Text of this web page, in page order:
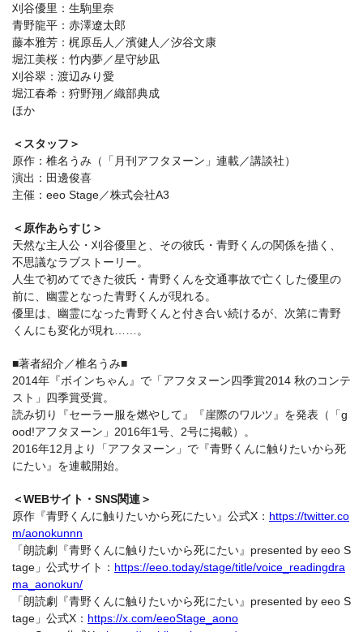
刈谷優里：生駒里奈
青野龍平：赤澤遼太郎
藤本雅芳：梶原岳人／濱健人／汐谷文康
堀江美桜：竹内夢／星守紗凪
刈谷翠：渡辺みり愛
堀江春希：狩野翔／織部典成
ほか
＜スタッフ＞
原作：椎名うみ（「月刊アフタヌーン」連載／講談社）
演出：田邊俊喜
主催：eeo Stage／株式会社A3
＜原作あらすじ＞
天然な主人公・刈谷優里と、その彼氏・青野くんの関係を描く、
不思議なラブストーリー。
人生で初めてできた彼氏・青野くんを交通事故で亡くした優里の
前に、幽霊となった青野くんが現れる。
優里は、幽霊になった青野くんと付き合い続けるが、次第に青野
くんにも変化が現れ……。
■著者紹介／椎名うみ■
2014年『ボインちゃん』で「アフタヌーン四季賞2014 秋のコンテ
スト」四季賞受賞。
読み切り『セーラー服を燃やして』『崖際のワルツ』を発表（「g
ood!アフタヌーン」2016年1号、2号に掲載）。
2016年12月より「アフタヌーン」で『青野くんに触りたいから死
にたい』を連載開始。
＜WEBサイト・SNS関連＞
原作『青野くんに触りたいから死にたい』公式X： https://twitter.co
m/aonokunnn
「朗読劇『青野くんに触りたいから死にたい』presented by eeo S
tage」公式サイト： https://eeo.today/stage/title/voice_readingdra
ma_aonokun/
「朗読劇『青野くんに触りたいから死にたい』presented by eeo S
tage」公式X： https://x.com/eeoStage_aono